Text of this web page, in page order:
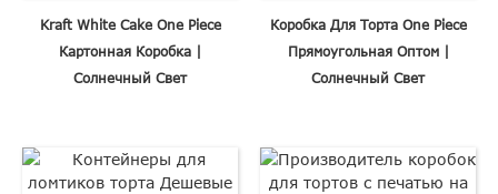
Kraft White Cake One Piece
Картонная Коробка |
Солнечный Свет
Коробка Для Торта One Piece
Прямоугольная Оптом |
Солнечный Свет